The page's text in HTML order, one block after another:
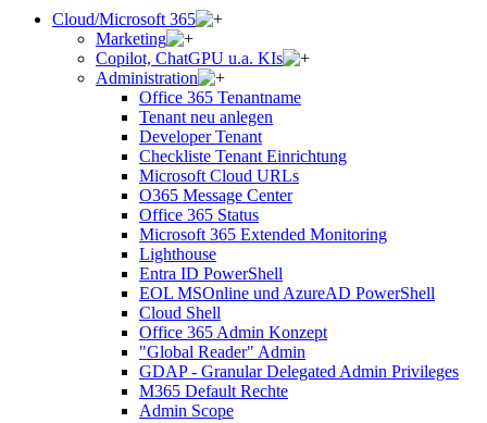
Cloud/Microsoft 365
Marketing
Copilot, ChatGPU u.a. KIs
Administration
Office 365 Tenantname
Tenant neu anlegen
Developer Tenant
Checkliste Tenant Einrichtung
Microsoft Cloud URLs
O365 Message Center
Office 365 Status
Microsoft 365 Extended Monitoring
Lighthouse
Entra ID PowerShell
EOL MSOnline und AzureAD PowerShell
Cloud Shell
Office 365 Admin Konzept
"Global Reader" Admin
GDAP - Granular Delegated Admin Privileges
M365 Default Rechte
Admin Scope